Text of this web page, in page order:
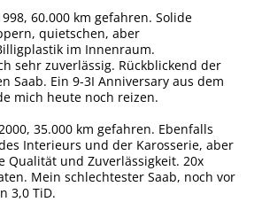
60.000 km gefahren. Solide
quietschen, aber
im Innenraum.
sehr zuverlässig. Rückblickend der
Saab. Ein 9-3I Anniversary aus dem
mich heute noch reizen.
35.000 km gefahren. Ebenfalls
Interieurs und der Karosserie, aber
Qualität und Zuverlässigkeit. 20x
Mein schlechtester Saab, noch vor
3,0 TiD.